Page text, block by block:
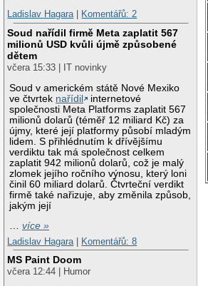
Ladislav Hagara| Komentářů: 2
Soud nařídil firmě Meta zaplatit 567
milionů USD kvůli újmě způsobené
dětem
včera 15:33 | IT novinky
Soud v americkém státě Nové Mexiko
ve čtvrtek nařídil
internetové
společnosti Meta Platforms zaplatit 567
milionů dolarů (téměř 12 miliard Kč) za
újmy, které její platformy působí mladým
lidem. S přihlédnutím k dřívějšímu
verdiktu tak má společnost celkem
zaplatit 942 milionů dolarů, což je malý
zlomek jejího ročního výnosu, který loni
činil 60 miliard dolarů. Čtvrteční verdikt
firmě také nařizuje, aby změnila způsob,
jakým její
…více »
Ladislav Hagara
Komentářů: 8
MS Paint Doom
včera 12:44 | Humor